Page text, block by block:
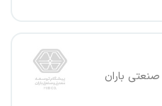
باران